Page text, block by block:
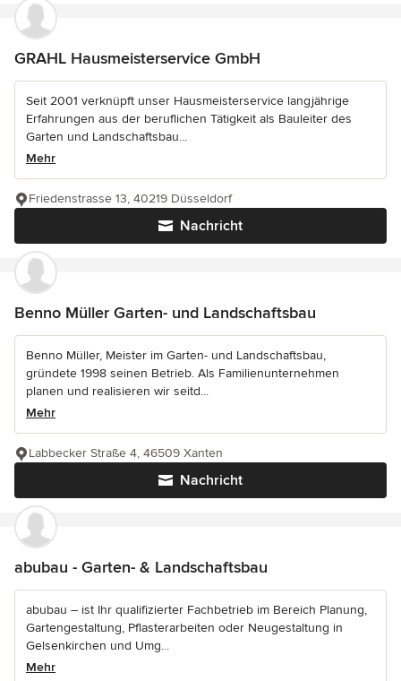
GRAHL Hausmeisterservice GmbH
Seit 2001 verknüpft unser Hausmeisterservice langjährige
Erfahrungen aus der beruflichen Tätigkeit als Bauleiter des
Garten und Landschaftsbau...
Mehr
Nachricht
Friedenstrasse 13, 40219 Düsseldorf
Benno Müller Garten- und Landschaftsbau
Benno Müller, Meister im Garten- und Landschaftsbau,
gründete 1998 seinen Betrieb. Als Familienunternehmen
planen und realisieren wir seitd...
Mehr
Nachricht
Labbecker Straße 4, 46509 Xanten
abubau - Garten- & Landschaftsbau
abubau – ist Ihr qualifizierter Fachbetrieb im Bereich Planung,
Gartengestaltung, Pflasterarbeiten oder Neugestaltung in
Gelsenkirchen und Umg...
Mehr